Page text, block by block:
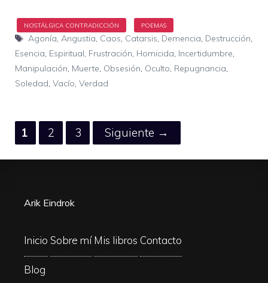
Etiquetas
Agonía Angustia Caos Catarsis Demencia Destrucción
Esencia Espiritual Frustración Homicida Incertidumbre
Manipulación Muerte Obsesión Oculto Repugnancia
Soledad Vacío Verdad
Página
1 Página
2 Página
3 Siguiente →
Arik Eindrok
Inicio Sobre mí Mis libros Contacto
Blog